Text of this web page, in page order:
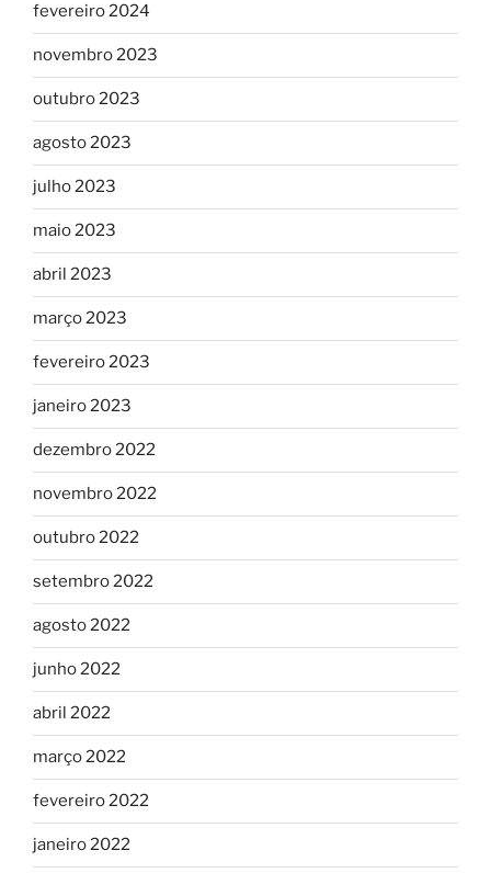
fevereiro 2024
novembro 2023
outubro 2023
agosto 2023
julho 2023
maio 2023
abril 2023
março 2023
fevereiro 2023
janeiro 2023
dezembro 2022
novembro 2022
outubro 2022
setembro 2022
agosto 2022
junho 2022
abril 2022
março 2022
fevereiro 2022
janeiro 2022